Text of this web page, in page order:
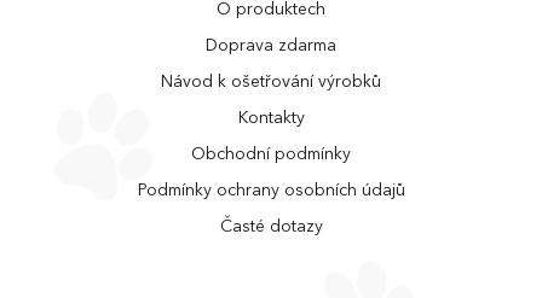
O produktech
Doprava zdarma
Návod k ošetřování výrobků
Kontakty
Obchodní podmínky
Podmínky ochrany osobních údajů
Časté dotazy